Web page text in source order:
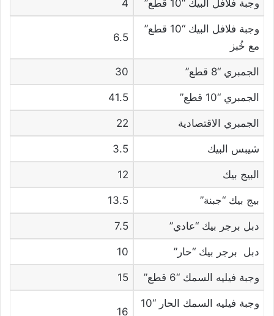
وجبة فلافل البيك “10 قطع” 4
وجبة فلافل البيك “10 قطع”
مع خُبز
6.5
الجمبري “8 قطع” 30
الجمبري “10 قطع” 41.5
الجمبري الاقتصادية 22
شيبس البيك 3.5
البيج بيك 12
بيج بيك “جبنة” 13.5
دبل برجر بيك “عادي” 7.5
دبل برجر بيك “حار” 10
وجبة فيليه السمك “6 قطع” 15
وجبة فيليه السمك الحار “10
16